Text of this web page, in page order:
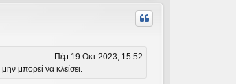
ρ
Πέμ 19 Οκτ 2023, 15:52
μπορεί να κλείσει.